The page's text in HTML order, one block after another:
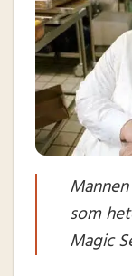
som
Magic